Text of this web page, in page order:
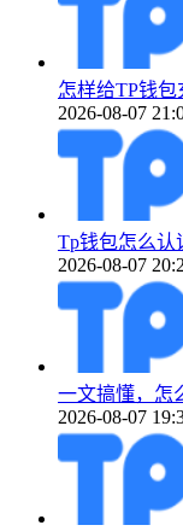
怎样给TP钱
2026-08-07
Tp钱包怎么认
2026-08-07
一文搞懂，怎
2026-08-07